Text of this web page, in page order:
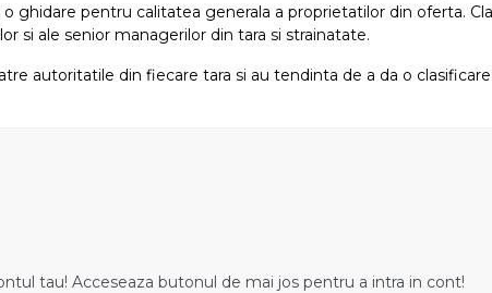
ghidare pentru calitatea generala a proprietatilor din oferta.
si ale senior managerilor din tara si strainatate.
autoritatile din fiecare tara si au tendinta de a da o
tau! Acceseaza butonul de mai jos pentru a intra in cont!